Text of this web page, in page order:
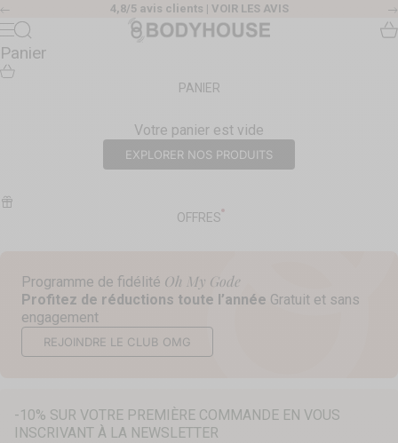
Passer au contenu
Précédent 4,8/5 avis clients | VOIR LES AVIS
Body House
Menu
Recherche
Panier
PANIER
Votre panier est vide
EXPLORER NOS PRODUITS
OFFRES
Programme de fidélité Oh My Gode
Profitez de réductions toute l’année Gratuit et sans
engagement
REJOINDRE LE CLUB OMG
-10% SUR VOTRE PREMIÈRE COMMANDE EN VOUS
INSCRIVANT À LA NEWSLETTER